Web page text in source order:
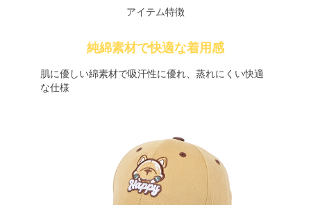
アイテム特徴
純綿素材で快適な着用感
肌に優しい綿素材で吸汗性に優れ、蒸れにくい快適
な仕様